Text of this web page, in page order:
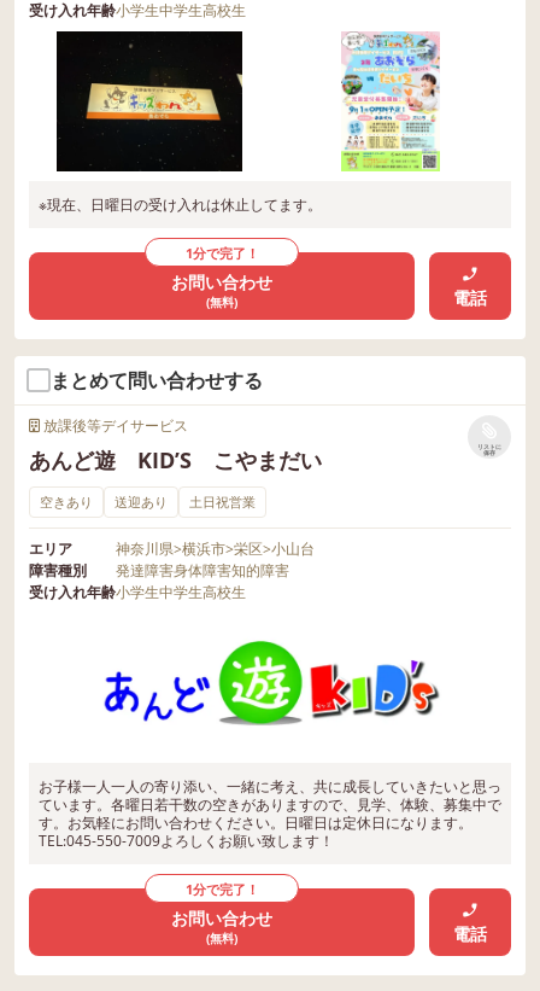
受け入れ年齢小学生中学生高校生
※現在、日曜日の受け入れは休止してます。
1分で完了！
お問い合わせ
(無料) 電話
まとめて問い合わせする
放課後等デイサービス
あんど遊 KID’S こやまだい
リストに
保存
空きあり 送迎あり 土日祝営業
エリア 神奈川県>横浜市>栄区>小山台
障害種別
発達障害身体障害知的障害
受け入れ年齢小学生中学生高校生
お子様一人一人の寄り添い、一緒に考え、共に成長していきたいと思っ
ています。各曜日若干数の空きがありますので、見学、体験、募集中で
す。お気軽にお問い合わせください。日曜日は定休日になります。
TEL:045-550-7009よろしくお願い致します！
1分で完了！
お問い合わせ
(無料) 電話